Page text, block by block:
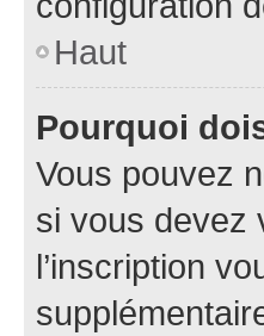
Haut
Pourquoi
Vous pouvez
si vous devez
l’inscription